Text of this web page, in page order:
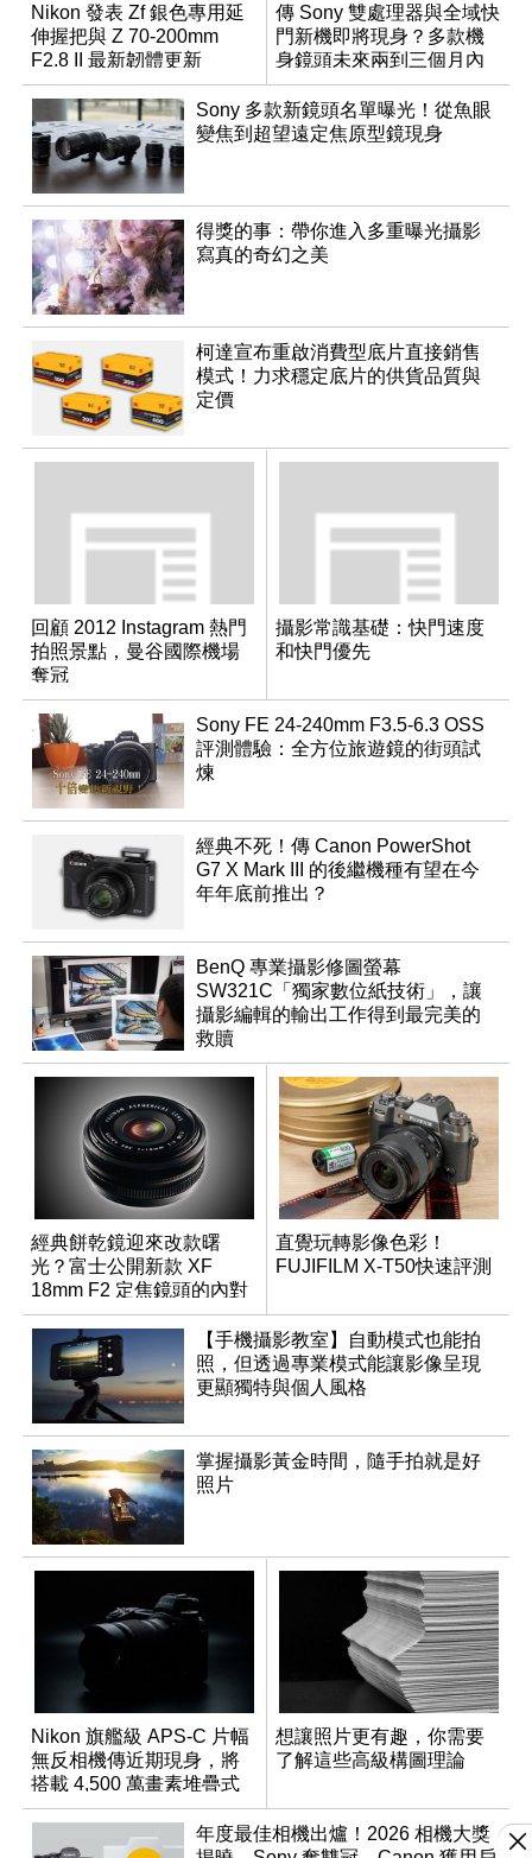
Nikon 發表 Zf 銀色專用延
伸握把與 Z 70-200mm
F2.8 II 最新韌體更新
傳 Sony 雙處理器與全域快
門新機即將現身？多款機
身鏡頭未來兩到三個月內
有望登場
Sony 多款新鏡頭名單曝光！從魚眼
變焦到超望遠定焦原型鏡現身
得獎的事：帶你進入多重曝光攝影
寫真的奇幻之美
柯達宣布重啟消費型底片直接銷售
模式！力求穩定底片的供貨品質與
定價
回顧 2012 Instagram 熱門
拍照景點，曼谷國際機場
奪冠
攝影常識基礎：快門速度
和快門優先
Sony FE 24-240mm F3.5-6.3 OSS
評測體驗：全方位旅遊鏡的街頭試
煉
經典不死！傳 Canon PowerShot
G7 X Mark III 的後繼機種有望在今
年年底前推出？
BenQ 專業攝影修圖螢幕
SW321C「獨家數位紙技術」，讓
攝影編輯的輸出工作得到最完美的
救贖
經典餅乾鏡迎來改款曙
光？富士公開新款 XF
18mm F2 定焦鏡頭的內對
焦專利
直覺玩轉影像色彩！
FUJIFILM X-T50快速評測
【手機攝影教室】自動模式也能拍
照，但透過專業模式能讓影像呈現
更顯獨特與個人風格
掌握攝影黃金時間，隨手拍就是好
照片
Nikon 旗艦級 APS-C 片幅
無反相機傳近期現身，將
搭載 4,500 萬畫素堆疊式
感光元件？
想讓照片更有趣，你需要
了解這些高級構圖理論
年度最佳相機出爐！2026 相機大獎